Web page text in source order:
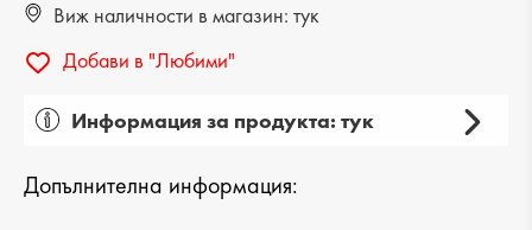
Виж наличности в магазин: тук
Добави в "Любими"
Информация за продукта: тук
Категория: раница
Допълнителна информация: